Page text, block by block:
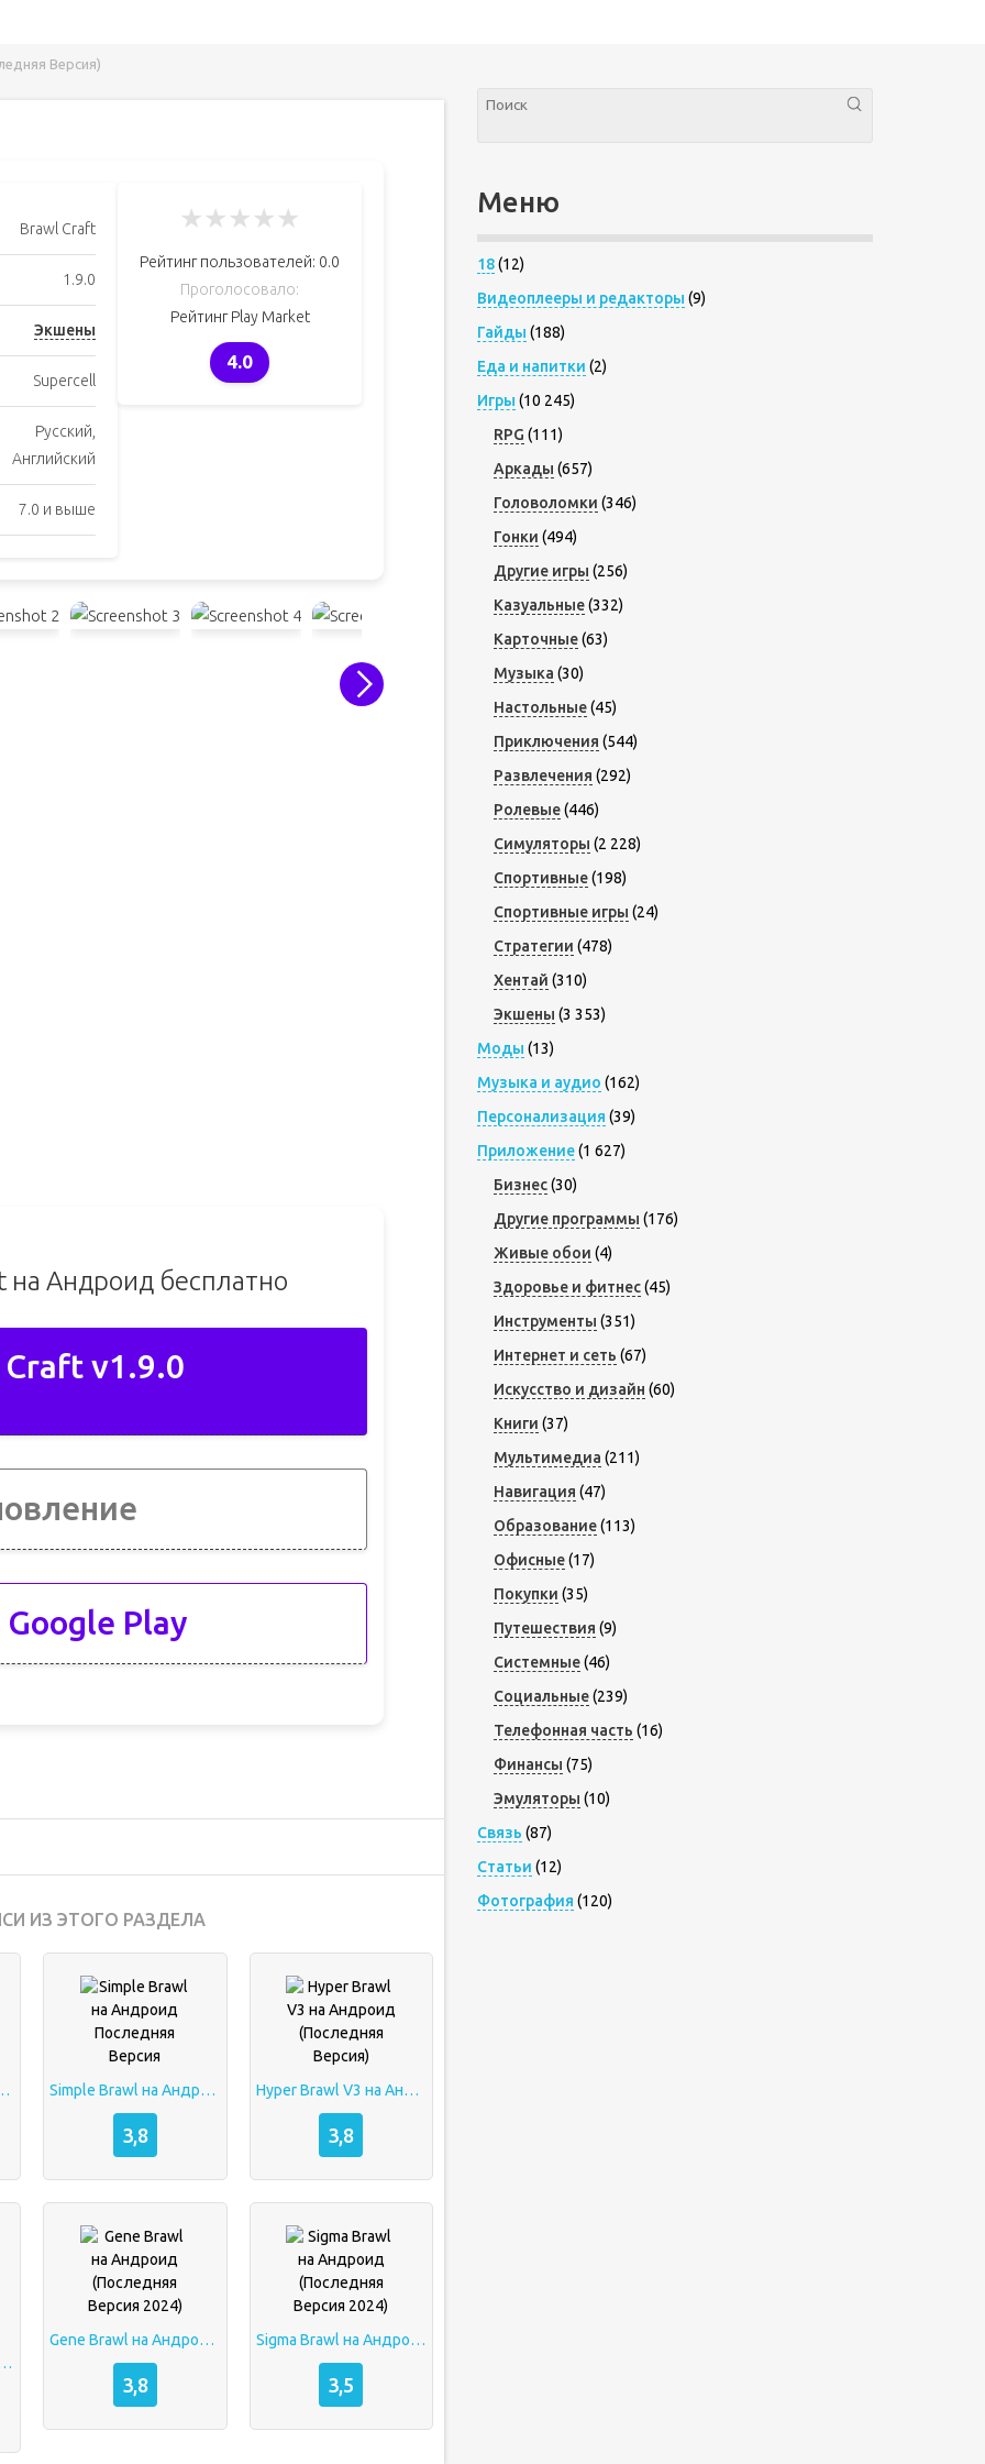
Версия)
Brawl Craft
1.9.0
Экшены
Supercell
Русский,
Английский
7.0 и выше
★★★★★
Рейтинг пользователей: 0.0
Проголосовало:
Рейтинг Play Market
4.0
на Андроид бесплатно
v1.9.0
Play
ИЗ ЭТОГО РАЗДЕЛА
Версия) Simple Brawl на Андроид Последняя Версия
3,8
Hyper Brawl V3 на Андроид (Последняя Версия)
3,8
(Последняя Версия)
Gene Brawl на Андроид (Последняя Версия 2024)
3,8
Sigma Brawl на Андроид (Последняя Версия 2024)
3,5
Меню
18(12)
Видеоплееры и редакторы (9)
Гайды (188)
Еда и напитки (2)
Игры (10 245)
RPG (111)
Аркады (657)
Головоломки (346)
Гонки (494)
Другие игры (256)
Казуальные(332)
Карточные(63)
Музыка (30)
Настольные(45)
Приключения (544)
Развлечения (292)
Ролевые(446)
Симуляторы (2 228)
Спортивные(198)
Спортивные игры (24)
Стратегии (478)
Хентай (310)
Экшены (3 353)
Моды (13)
Музыка и аудио (162)
Персонализация (39)
Приложение(1 627)
Бизнес(30)
Другие программы (176)
Живые обои (4)
Здоровье и фитнес(45)
Инструменты (351)
Интернет и сеть (67)
Искусство и дизайн (60)
Книги (37)
Мультимедиа (211)
Навигация (47)
Образование(113)
Офисные(17)
Покупки (35)
Путешествия (9)
Системные(46)
Социальные(239)
Телефонная часть (16)
Финансы (75)
Эмуляторы (10)
Связь (87)
Статьи (12)
Фотография (120)